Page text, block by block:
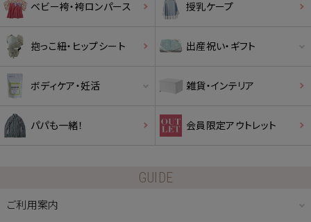
ベビー袴・袴ロンパース 授乳ケープ
抱っこ紐・ヒップシート 出産祝い・ギフト
ボディケア・妊活 雑貨・インテリア
パパも一緒！ 会員限定アウトレット
GUIDE
ご利用案内